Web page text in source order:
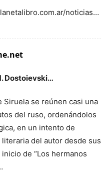
noticias…
Dostoievski…
Siruela se reúnen casi una
del ruso, ordenándolos
en un intento de
del autor desde sus
de “Los hermanos